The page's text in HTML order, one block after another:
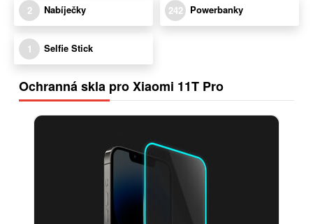
2 Nabíječky 242 Powerbanky
1 Selfie Stick
Ochranná skla pro Xiaomi 11T Pro